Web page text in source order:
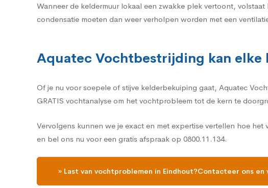
Wanneer de keldermuur lokaal een zwakke plek vertoont,
condensatie moeten dan weer verholpen worden met een
Aquatec Vochtbestrijding kan
Of je nu voor soepele of stijve kelderbekuiping gaat, Aquatec
GRATIS vochtanalyse om het vochtprobleem tot de kern te
Vervolgens kunnen we je exact en met expertise vertellen hoe
en bel ons nu voor een gratis afspraak op 0800.11.134.
» Last van vochtproblemen in Eindhout?Contacteer ons